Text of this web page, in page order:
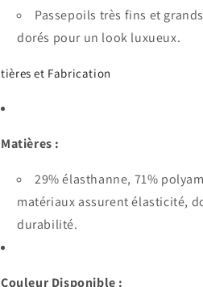
Passepoils très fins et
dorés pour un look luxueux.
et Fabrication
Matières :
29% élasthanne, 71%
matériaux assurent élasticité,
durabilité.
Couleur Disponible :